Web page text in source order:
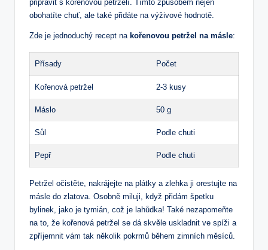
připravit s kořenovou petrželí. Tímto způsobem nejen
obohatíte chuť, ale také přidáte na výživové hodnotě.
Zde je jednoduchý recept na kořenovou petržel na másle:
Přísady Počet
Kořenová petržel 2-3 kusy
Máslo 50 g
Sůl Podle chuti
Pepř Podle chuti
Petržel očistěte, nakrájejte na plátky a zlehka ji orestujte na
másle do zlatova. Osobně miluji, když přidám špetku
bylinek, jako je tymián, což je lahůdka! Také nezapomeňte
na to, že kořenová petržel se dá skvěle uskladnit ve spíži a
zpříjemnit vám tak několik pokrmů během zimních měsíců.